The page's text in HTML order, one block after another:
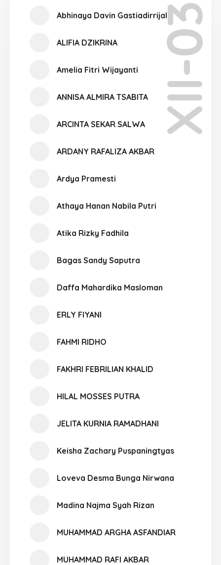
XII-03
Abhinaya Davin Gastiadirrijal
ALIFIA DZIKRINA
Amelia Fitri Wijayanti
ANNISA ALMIRA TSABITA
ARCINTA SEKAR SALWA
ARDANY RAFALIZA AKBAR
Ardya Pramesti
Athaya Hanan Nabila Putri
Atika Rizky Fadhila
Bagas Sandy Saputra
Daffa Mahardika Masloman
ERLY FIYANI
FAHMI RIDHO
FAKHRI FEBRILIAN KHALID
HILAL MOSSES PUTRA
JELITA KURNIA RAMADHANI
Keisha Zachary Puspaningtyas
Loveva Desma Bunga Nirwana
Madina Najma Syah Rizan
MUHAMMAD ARGHA ASFANDIAR
MUHAMMAD RAFI AKBAR